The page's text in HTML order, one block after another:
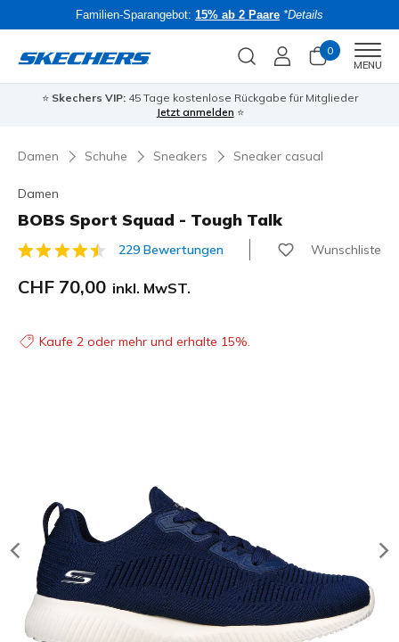
Familien-Sparangebot: 15% ab 2 Paare *Details
0
MENU
⭐ Skechers VIP:45 Tage kostenlose Rückgabe für Mitglieder
Jetzt anmelden ⭐
Damen Schuhe Sneakers Sneaker casual
Damen
BOBS Sport Squad - Tough Talk
5 von 5 Kundenbewertungen
229 Bewertungen Wunschliste
CHF 70,00 inkl. MwST.
Kaufe 2 oder mehr und erhalte 15%.